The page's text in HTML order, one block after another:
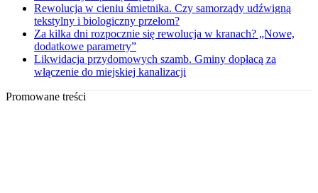
Rewolucja w cieniu śmietnika. Czy samorządy udźwigną
tekstylny i biologiczny przełom?
Za kilka dni rozpocznie się rewolucja w kranach? „Nowe,
dodatkowe parametry”
Likwidacja przydomowych szamb. Gminy dopłacą za
włączenie do miejskiej kanalizacji
Promowane treści